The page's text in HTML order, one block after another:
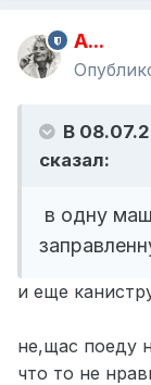
A...
В
сказал:
в одну
и еще
не,щас поеду
что то не